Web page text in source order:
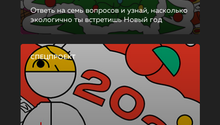
Ответь на семь вопросов и узнай, насколько
экологично ты встретишь Новый год
СПЕЦПРОЕКТ